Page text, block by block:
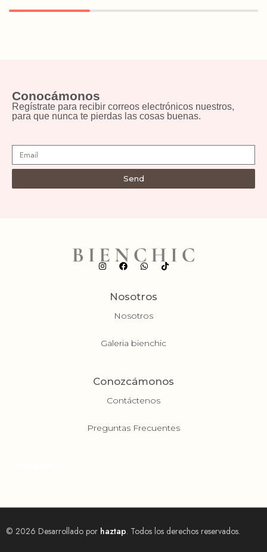
Conocámonos
Regístrate para recibir correos electrónicos nuestros,
para que nunca te pierdas las cosas buenas.
Send
Nosotros
Nosotros
Galeria bienchic
Conozcámonos
Contáctenos
Preguntas Frecuentes
© 2026 Desarrollado por haztap. Todos los derechos reservados.